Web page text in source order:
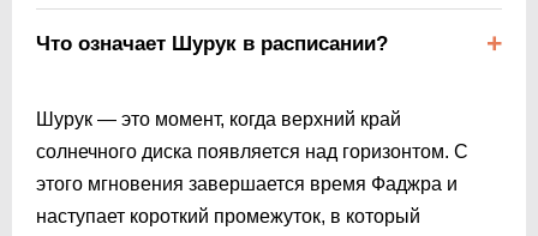
Что означает Шурук в расписании?
Шурук — это момент, когда верхний край
солнечного диска появляется над горизонтом. С
этого мгновения завершается время Фаджра и
наступает короткий промежуток, в который